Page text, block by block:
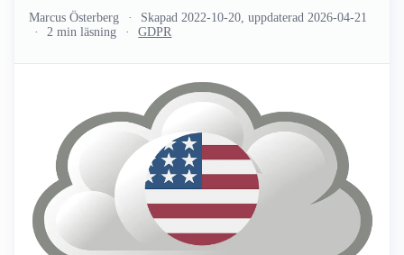
Marcus Österberg Skapad 2022-10-20 , uppdaterad 2026-04-21
2 min läsning
GDPR